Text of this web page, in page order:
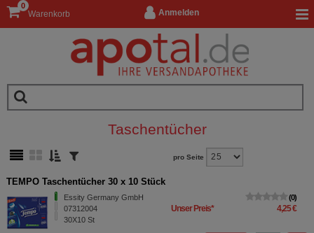
Anmelden
Warenkorb
0
Taschentücher
pro Seite
TEMPO Taschentücher 30 x 10 Stück
Essity Germany GmbH
07312004
30X10 St
0
Unser Preis* 4,25 €